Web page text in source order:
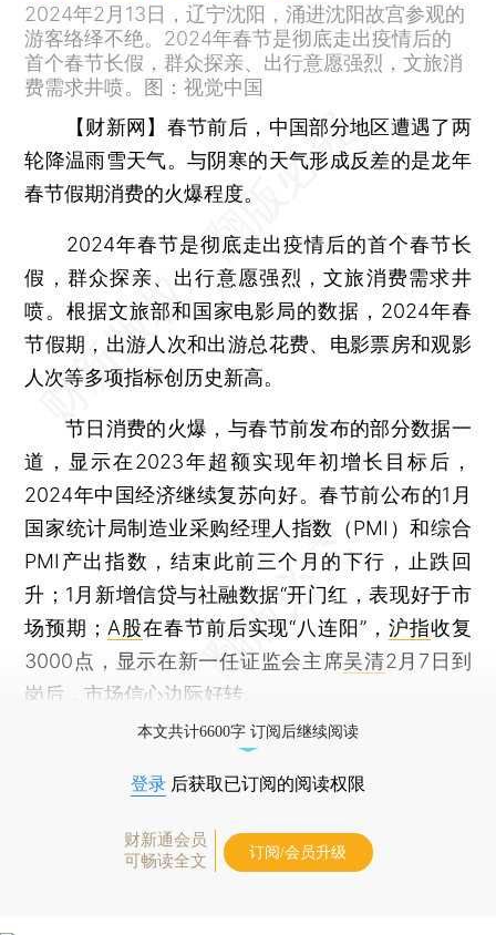
2024年2月13日，辽宁沈阳，涌进沈阳故宫参观的
游客络绎不绝。2024年春节是彻底走出疫情后的
首个春节长假，群众探亲、出行意愿强烈，文旅消
费需求井喷。图：视觉中国
【财新网】 春节前后，中国部分地区遭遇了两
轮降温雨雪天气。与阴寒的天气形成反差的是龙年
春节假期消费的火爆程度。
2024年春节是彻底走出疫情后的首个春节长
假，群众探亲、出行意愿强烈，文旅消费需求井
喷。根据文旅部和国家电影局的数据，2024年春
节假期，出游人次和出游总花费、电影票房和观影
人次等多项指标创历史新高。
节日消费的火爆，与春节前发布的部分数据一
道，显示在2023年超额实现年初增长目标后，
2024年中国经济继续复苏向好。春节前公布的1月
国家统计局制造业采购经理人指数（PMI）和综合
PMI产出指数，结束此前三个月的下行，止跌回
升；1月新增信贷与社融数据“开门红，表现好于市
场预期； A股在春节前后实现“八连阳”， 沪指收复
3000点，显示在新一任证监会主席吴清2月7日到
岗后，市场信心边际好转。
本文共计6600字 订阅后继续阅读
登录 后获取已订阅的阅读权限
财新通会员
可畅读全文
订阅/会员升级